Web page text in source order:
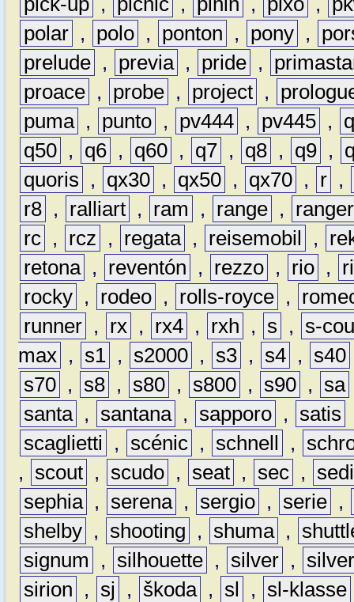
polar , polo , ponton , pony ,
prelude , previa , pride ,
proace , probe , project ,
puma , punto , pv444 , pv445 ,
q50 , q6 , q60 , q7 , q8 , q9 ,
quoris
, qx30 , qx50 , qx70 , r ,
r8 , ralliart , ram , range ,
ranger
rc , rcz , regata , reisemobil ,
retona , reventón , rezzo , rio ,
rocky , rodeo , rolls-royce ,
runner , rx , rx4 , rxh , s ,
s-
max , s1 , s2000 , s3 , s4 , s40
s70 , s8 , s80 , s800 , s90 , sa
santa , santana , sapporo , satis
scaglietti
, scénic , schnell ,
,
scout , scudo , seat , sec ,
sephia , serena , sergio , serie ,
shelby , shooting , shuma ,
signum
, silhouette , silver ,
sirion
, sj , škoda , sl , sl-klasse